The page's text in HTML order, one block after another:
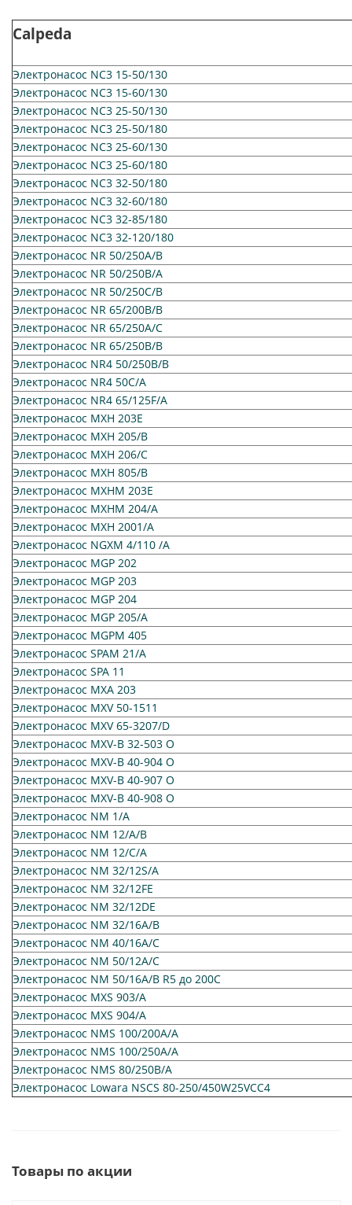
Calpeda
Электронасос NC3 15-50/130
Электронасос NC3 15-60/130
Электронасос NC3 25-50/130
Электронасос NC3 25-50/180
Электронасос NC3 25-60/130
Электронасос NC3 25-60/180
Электронасос NC3 32-50/180
Электронасос NC3 32-60/180
Электронасос NC3 32-85/180
Электронасос NC3 32-120/180
Электронасос NR 50/250A/B
Электронасос NR 50/250B/A
Электронасос NR 50/250C/B
Электронасос NR 65/200B/B
Электронасос NR 65/250A/C
Электронасос NR 65/250B/B
Электронасос NR4 50/250B/B
Электронасос NR4 50C/A
Электронасос NR4 65/125F/A
Электронасос MXH 203E
Электронасос MXH 205/B
Электронасос MXH 206/C
Электронасос MXH 805/B
Электронасос MXHM 203E
Электронасос MXHM 204/A
Электронасос MXH 2001/A
Электронасос NGXM 4/110 /A
Электронасос MGP 202
Электронасос MGP 203
Электронасос MGP 204
Электронасос MGP 205/A
Электронасос MGPM 405
Электронасос SPAM 21/A
Электронасос SPA 11
Электронасос MXA 203
Электронасос MXV 50-1511
Электронасос MXV 65-3207/D
Электронасос MXV-B 32-503 O
Электронасос MXV-B 40-904 O
Электронасос MXV-B 40-907 O
Электронасос MXV-B 40-908 O
Электронасос NM 1/A
Электронасос NM 12/A/B
Электронасос NM 12/C/A
Электронасос NM 32/12S/A
Электронасос NM 32/12FE
Электронасос NM 32/12DE
Электронасос NM 32/16A/B
Электронасос NM 40/16A/C
Электронасос NM 50/12A/C
Электронасос NM 50/16A/B R5 до 200C
Электронасос MXS 903/A
Электронасос MXS 904/A
Электронасос NMS 100/200A/A
Электронасос NMS 100/250A/A
Электронасос NMS 80/250B/A
Электронасос Lowara NSCS 80-250/450W25VCC4
Товары по акции